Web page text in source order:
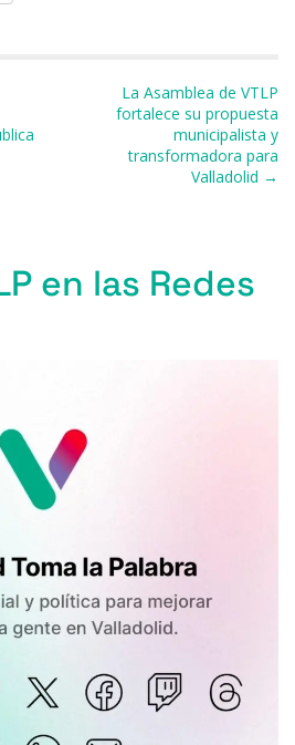
ar
ti
r
La Asamblea de VTLP
fortalece su propuesta
municipalista y
transformadora para
Valladolid →
en las Redes